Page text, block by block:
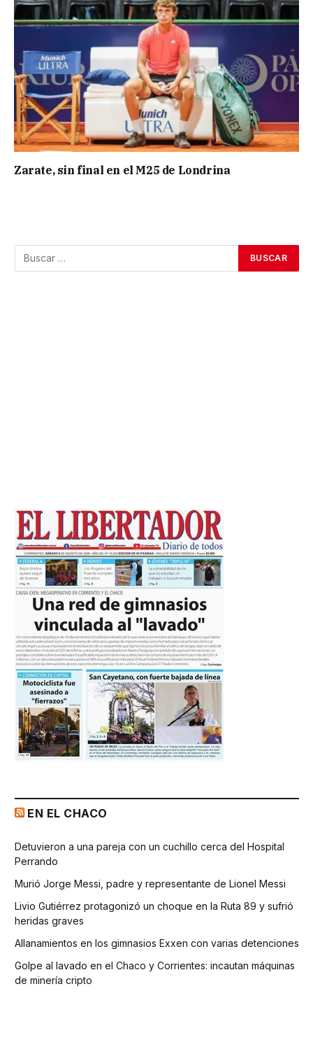
Zarate, sin final en el M25 de Londrina
EN EL CHACO
Detuvieron a una pareja con un cuchillo cerca del Hospital
Perrando
Murió Jorge Messi, padre y representante de Lionel Messi
Livio Gutiérrez protagonizó un choque en la Ruta 89 y sufrió
heridas graves
Allanamientos en los gimnasios Exxen con varias detenciones
Golpe al lavado en el Chaco y Corrientes: incautan máquinas
de minería cripto